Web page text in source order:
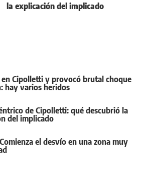
la explicación del implicado
en Cipolletti y provocó brutal choque
hay varios heridos
de Cipolletti: qué descubrió la
del implicado
el desvío en una zona muy